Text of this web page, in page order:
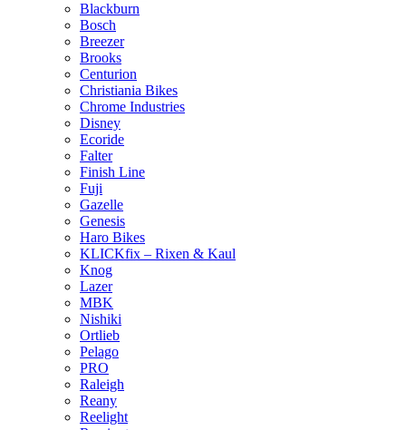
Blackburn
Bosch
Breezer
Brooks
Centurion
Christiania Bikes
Chrome Industries
Disney
Ecoride
Falter
Finish Line
Fuji
Gazelle
Genesis
Haro Bikes
KLICKfix – Rixen & Kaul
Knog
Lazer
MBK
Nishiki
Ortlieb
Pelago
PRO
Raleigh
Reany
Reelight